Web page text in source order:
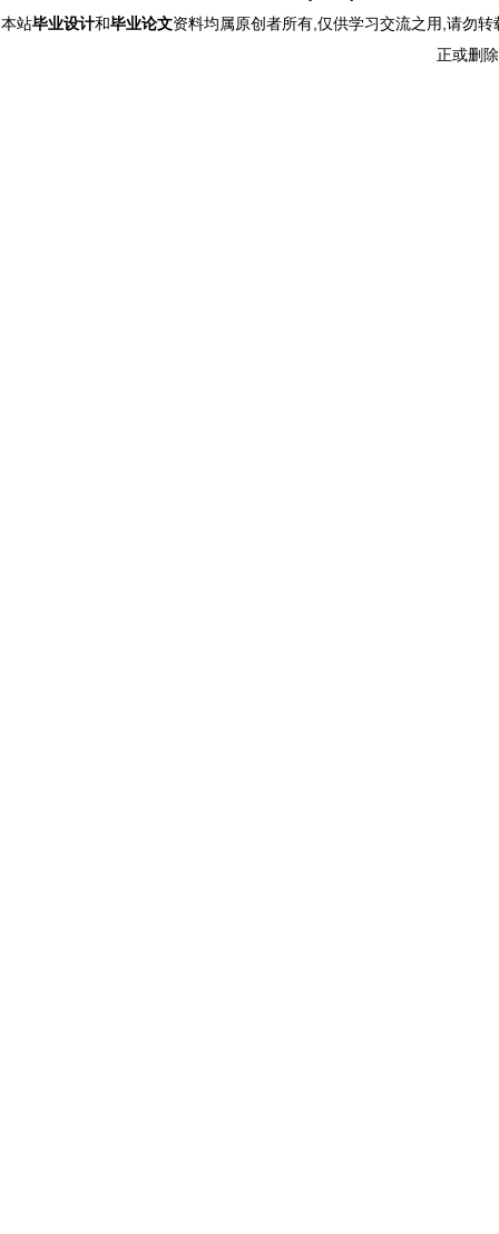
本站毕业设计和毕业论文资料均属原创者所有,仅供学习交流之用,请勿
正或删